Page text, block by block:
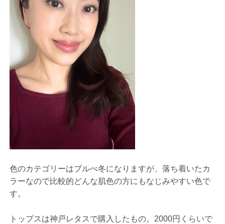
色のカテゴリーはブルべ冬になりますが、落ち着いたカ
ラーなので比較的どんな肌色の方にもなじみやすい色で
す。
トップスは神戸レタスで購入したもの。2000円くらいで